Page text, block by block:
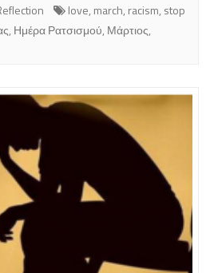
love, march, racism, stop
, Ημέρα Ρατσισμού, Μάρτιος,